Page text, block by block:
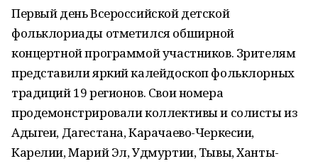
Первый день Всероссийской детской
фольклориады отметился обширной
концертной программой участников. Зрителям
представили яркий калейдоскоп фольклорных
традиций 19 регионов. Свои номера
продемонстрировали коллективы и солисты из
Адыгеи, Дагестана, Карачаево-Черкесии,
Карелии, Марий Эл, Удмуртии, Тывы, Ханты-